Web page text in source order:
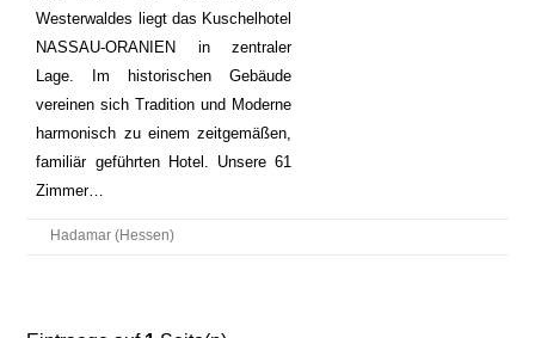
Westerwaldes liegt das Kuschelhotel
NASSAU-ORANIEN in zentraler
Lage. Im historischen Gebäude
vereinen sich Tradition und Moderne
harmonisch zu einem zeitgemäßen,
familiär geführten Hotel. Unsere 61
Zimmer…
Hadamar (Hessen)